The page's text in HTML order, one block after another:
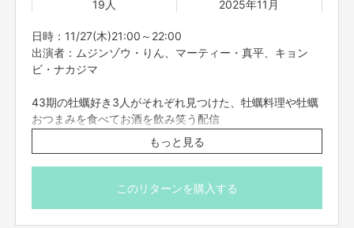
19人
2025年11月
日時：11/27(木)21:00～22:00
出演者：ムジンゾウ・りん、マーティー・真平、キョン
ビ・ナカジマ
43期の牡蠣好き3人がそれぞれ見つけた、牡蠣料理や牡蠣
おつまみを食べてお酒を飲み笑う配信
※こちらのリターンは11/23(日)23:59までお買い求め頂け
ます。
※出演者は変更になる場合がありますので予めご了承くだ
もっと見る
このリターンを購入する